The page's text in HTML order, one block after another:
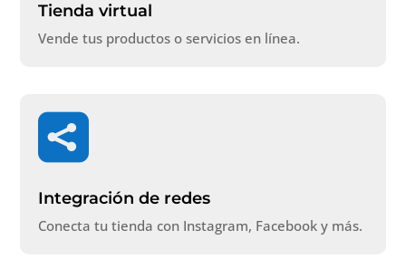
Tienda virtual
Vende tus productos o servicios en línea.

Integración de redes
Conecta tu tienda con Instagram, Facebook y más.